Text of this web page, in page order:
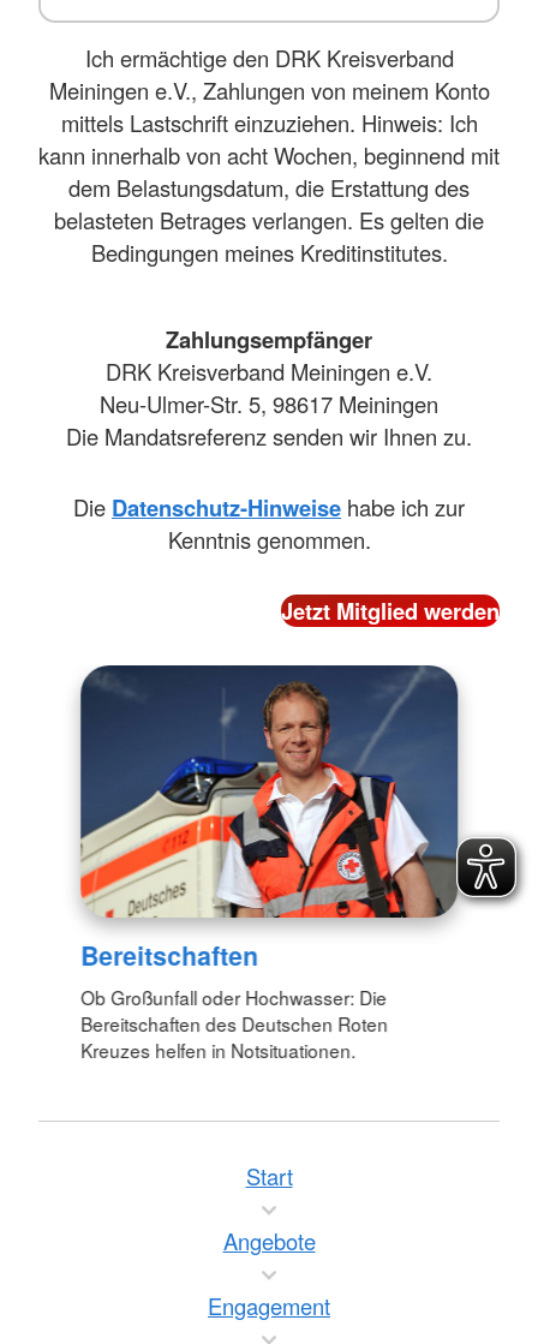
Ich ermächtige den DRK Kreisverband
Meiningen e.V., Zahlungen von meinem Konto
mittels Lastschrift einzuziehen. Hinweis: Ich
kann innerhalb von acht Wochen, beginnend mit
dem Belastungsdatum, die Erstattung des
belasteten Betrages verlangen. Es gelten die
Bedingungen meines Kreditinstitutes.
Zahlungsempfänger
DRK Kreisverband Meiningen e.V.
Neu-Ulmer-Str. 5, 98617 Meiningen
Die Mandatsreferenz senden wir Ihnen zu.
Die Datenschutz-Hinweise habe ich zur
Kenntnis genommen.
Bereitschaften
Ob Großunfall oder Hochwasser: Die
Bereitschaften des Deutschen Roten
Kreuzes helfen in Notsituationen.
Start
Angebote
Engagement